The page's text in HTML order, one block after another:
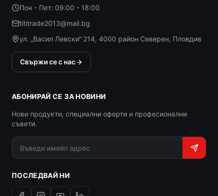
Пон - Пет: 09:00 - 18:00
tititrade2013@mail.bg
ул. „Васил Левски“ 214, 4000 район Северен, Пловдив
Свържи се с нас
АБОНИРАЙ СЕ ЗА НОВИНИ
Нови продукти, специални оферти и професионални
съвети.
ПОСЛЕДВАЙ НИ